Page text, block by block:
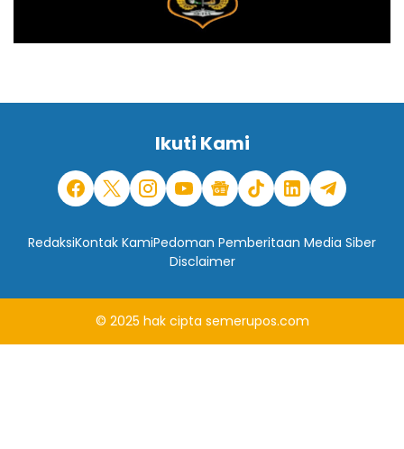
Ikuti Kami
RedaksiKontak KamiPedoman Pemberitaan Media Siber
Disclaimer
© 2025 hak cipta semerupos.com